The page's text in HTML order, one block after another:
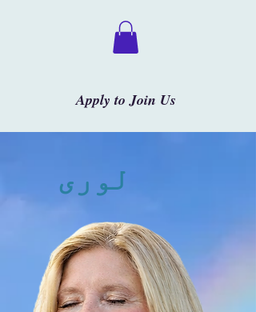
Apply to Join Us
لوری